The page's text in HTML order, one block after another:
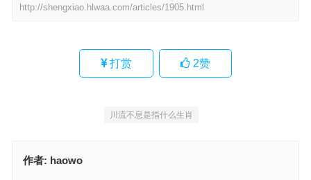
http://shengxiao.hlwaa.com/articles/1905.html
打赏 2赞
川流不息是指什么生肖
作者: haowo